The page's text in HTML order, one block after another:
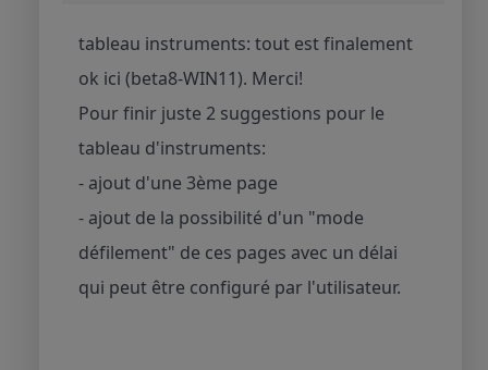
tableau instruments: tout est finalement
ok ici (beta8-WIN11). Merci!
Pour finir juste 2 suggestions pour le
tableau d'instruments:
- ajout d'une 3ème page
- ajout de la possibilité d'un "mode
défilement" de ces pages avec un délai
qui peut être configuré par l'utilisateur.